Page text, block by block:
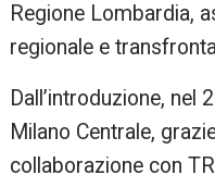
Regione Lombardia,
regionale e
Dall’introduzione, nel
Milano Centrale,
collaborazione con